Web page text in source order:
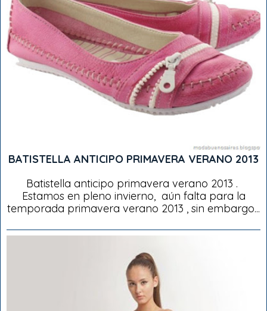
BATISTELLA ANTICIPO PRIMAVERA VERANO 2013
Batistella anticipo primavera verano 2013 .
Estamos en pleno invierno, aún falta para la
temporada primavera verano 2013 , sin embargo...